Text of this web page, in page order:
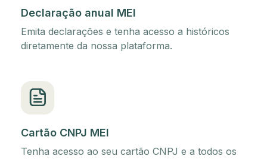
Declaração anual MEI
Emita declarações e tenha acesso a históricos
diretamente da nossa plataforma.
Cartão CNPJ MEI
Tenha acesso ao seu cartão CNPJ e a todos os